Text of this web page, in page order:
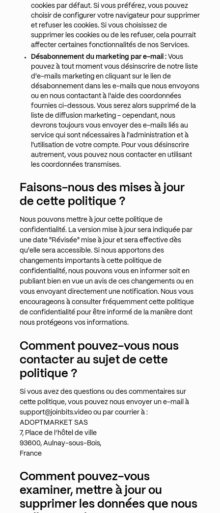
cookies par défaut. Si vous préférez, vous pouvez
choisir de configurer votre navigateur pour supprimer
et refuser les cookies. Si vous choisissez de
supprimer les cookies ou de les refuser, cela pourrait
affecter certaines fonctionnalités de nos Services.
Désabonnement du marketing par e-mail : Vous
pouvez à tout moment vous désinscrire de notre liste
d'e-mails marketing en cliquant sur le lien de
désabonnement dans les e-mails que nous envoyons
ou en nous contactant à l'aide des coordonnées
fournies ci-dessous. Vous serez alors supprimé de la
liste de diffusion marketing - cependant, nous
devrons toujours vous envoyer des e-mails liés au
service qui sont nécessaires à l'administration et à
l'utilisation de votre compte. Pour vous désinscrire
autrement, vous pouvez nous contacter en utilisant
les coordonnées transmises.
Faisons-nous des mises à jour
de cette politique ?
Nous pouvons mettre à jour cette politique de
confidentialité. La version mise à jour sera indiquée par
une date "Révisée" mise à jour et sera effective dès
qu'elle sera accessible. Si nous apportons des
changements importants à cette politique de
confidentialité, nous pouvons vous en informer soit en
publiant bien en vue un avis de ces changements ou en
vous envoyant directement une notification. Nous vous
encourageons à consulter fréquemment cette politique
de confidentialité pour être informé de la manière dont
nous protégeons vos informations.
Comment pouvez-vous nous
contacter au sujet de cette
politique ?
Si vous avez des questions ou des commentaires sur
cette politique, vous pouvez nous envoyer un e-mail à
support@joinbits.video ou par courrier à :
ADOPTMARKET SAS
7, Place de l’hôtel de ville
93600, Aulnay-sous-Bois,
France
Comment pouvez-vous
examiner, mettre à jour ou
supprimer les données que nous